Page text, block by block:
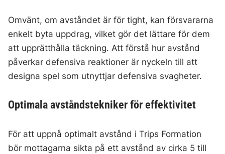
Omvänt, om avståndet är för tight, kan försvararna
enkelt byta uppdrag, vilket gör det lättare för dem
att upprätthålla täckning. Att förstå hur avstånd
påverkar defensiva reaktioner är nyckeln till att
designa spel som utnyttjar defensiva svagheter.
Optimala avståndstekniker för effektivitet
För att uppnå optimalt avstånd i Trips Formation
bör mottagarna sikta på ett avstånd av cirka 5 till